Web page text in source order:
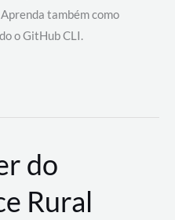
também como
o GitHub CLI.
do
Rural